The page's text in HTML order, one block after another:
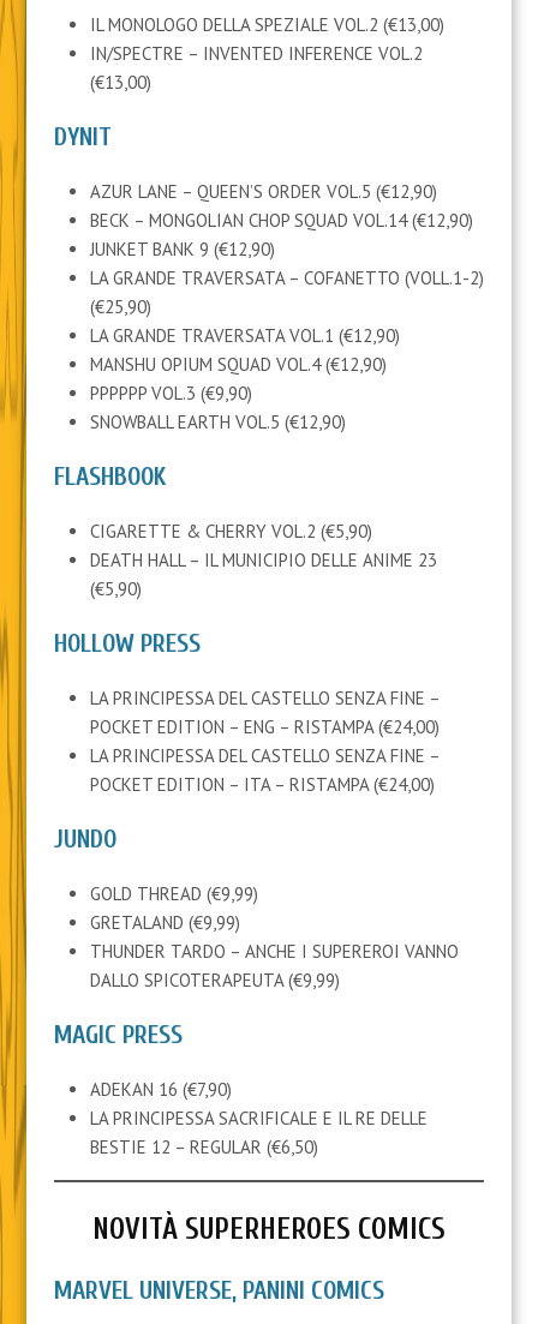
IL MONOLOGO DELLA SPEZIALE VOL.2 (€13,00)
IN/SPECTRE – INVENTED INFERENCE VOL.2
(€13,00)
DYNIT
AZUR LANE – QUEEN’S ORDER VOL.5 (€12,90)
BECK – MONGOLIAN CHOP SQUAD VOL.14 (€12,90)
JUNKET BANK 9 (€12,90)
LA GRANDE TRAVERSATA – COFANETTO (VOLL.1-2)
(€25,90)
LA GRANDE TRAVERSATA VOL.1 (€12,90)
MANSHU OPIUM SQUAD VOL.4 (€12,90)
PPPPPP VOL.3 (€9,90)
SNOWBALL EARTH VOL.5 (€12,90)
FLASHBOOK
CIGARETTE & CHERRY VOL.2 (€5,90)
DEATH HALL – IL MUNICIPIO DELLE ANIME 23
(€5,90)
HOLLOW PRESS
LA PRINCIPESSA DEL CASTELLO SENZA FINE –
POCKET EDITION – ENG – RISTAMPA (€24,00)
LA PRINCIPESSA DEL CASTELLO SENZA FINE –
POCKET EDITION – ITA – RISTAMPA (€24,00)
JUNDO
GOLD THREAD (€9,99)
GRETALAND (€9,99)
THUNDER TARDO – ANCHE I SUPEREROI VANNO
DALLO SPICOTERAPEUTA (€9,99)
MAGIC PRESS
ADEKAN 16 (€7,90)
LA PRINCIPESSA SACRIFICALE E IL RE DELLE
BESTIE 12 – REGULAR (€6,50)
NOVITÀ SUPERHEROES COMICS
MARVEL UNIVERSE, PANINI COMICS